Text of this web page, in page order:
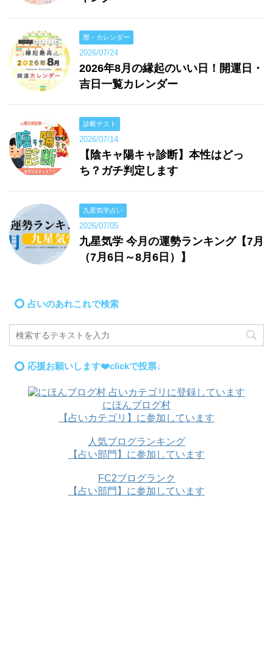
暦・カレンダー
2026/07/24
2026年8月の縁起のいい日！開運日・
吉日一覧カレンダー
診断テスト
2026/07/14
【陰キャ陽キャ診断】本性はどっ
ち？ガチ判定します
九星気学占い
2026/07/05
九星気学 今月の運勢ランキング【7月
（7月6日～8月6日）】
占いのあれこれで検索
応援お願いします❤️clickで投票↓
にほんブログ村
【占いカテゴリ】に参加しています
人気ブログランキング
【占い部門】に参加しています
FC2ブログランク
【占い部門】に参加しています